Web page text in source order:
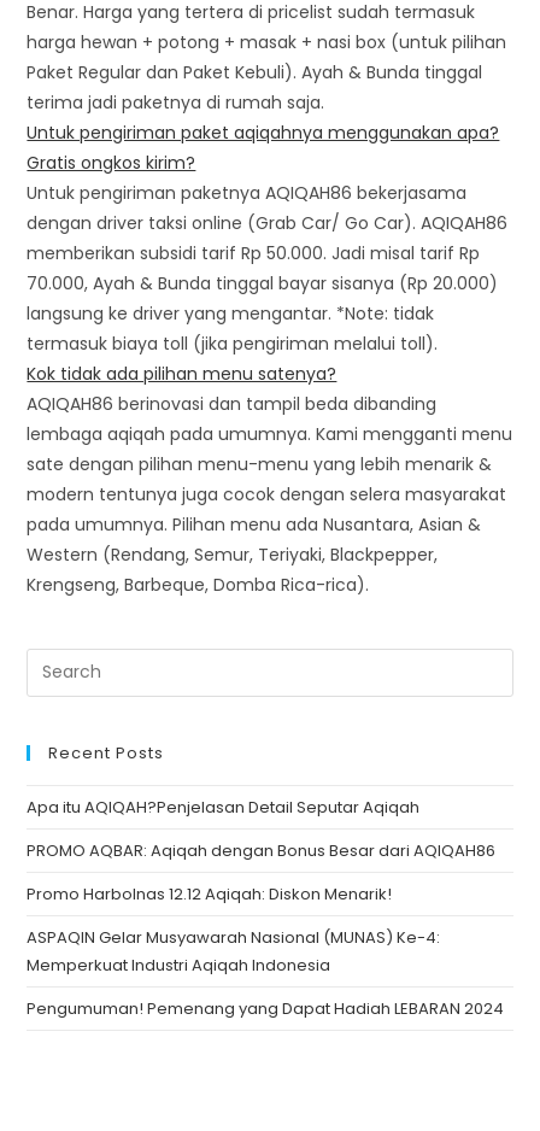
Benar. Harga yang tertera di pricelist sudah termasuk
harga hewan + potong + masak + nasi box (untuk pilihan
Paket Regular dan Paket Kebuli). Ayah & Bunda tinggal
terima jadi paketnya di rumah saja.
Untuk pengiriman paket aqiqahnya menggunakan apa?
Gratis ongkos kirim?
Untuk pengiriman paketnya AQIQAH86 bekerjasama
dengan driver taksi online (Grab Car/ Go Car). AQIQAH86
memberikan subsidi tarif Rp 50.000. Jadi misal tarif Rp
70.000, Ayah & Bunda tinggal bayar sisanya (Rp 20.000)
langsung ke driver yang mengantar. *Note: tidak
termasuk biaya toll (jika pengiriman melalui toll).
Kok tidak ada pilihan menu satenya?
AQIQAH86 berinovasi dan tampil beda dibanding
lembaga aqiqah pada umumnya. Kami mengganti menu
sate dengan pilihan menu-menu yang lebih menarik &
modern tentunya juga cocok dengan selera masyarakat
pada umumnya. Pilihan menu ada Nusantara, Asian &
Western (Rendang, Semur, Teriyaki, Blackpepper,
Krengseng, Barbeque, Domba Rica-rica).
Recent Posts
Apa itu AQIQAH?Penjelasan Detail Seputar Aqiqah
PROMO AQBAR: Aqiqah dengan Bonus Besar dari AQIQAH86
Promo Harbolnas 12.12 Aqiqah: Diskon Menarik!
ASPAQIN Gelar Musyawarah Nasional (MUNAS) Ke-4:
Memperkuat Industri Aqiqah Indonesia
Pengumuman! Pemenang yang Dapat Hadiah LEBARAN 2024